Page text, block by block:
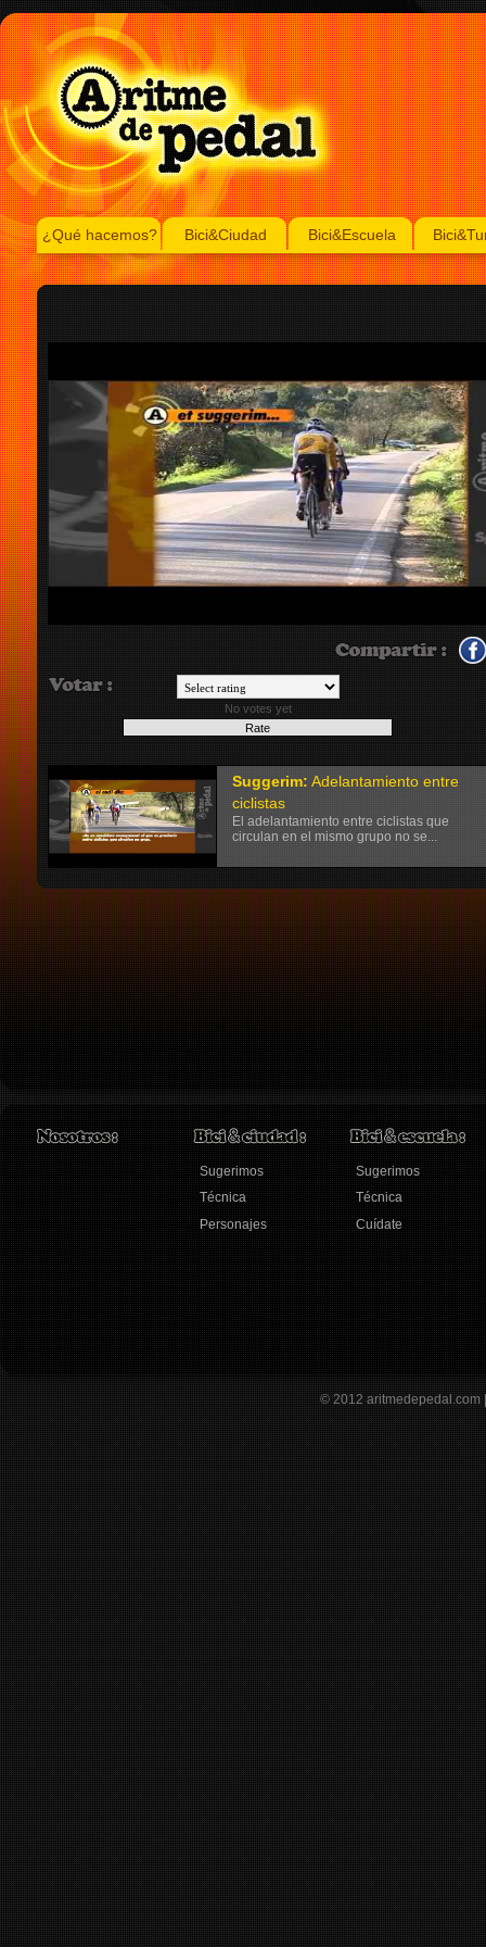
¿Qué hacemos? Bici&Ciudad Bici&Escuela
No votes yet
Suggerim: Adelantamiento entre
ciclistas
El adelantamiento entre ciclistas que
circulan en el mismo grupo no se...
Sugerimos
Técnica
Personajes
Sugerimos
Técnica
Cuídate
© 2012aritmedepedal.com